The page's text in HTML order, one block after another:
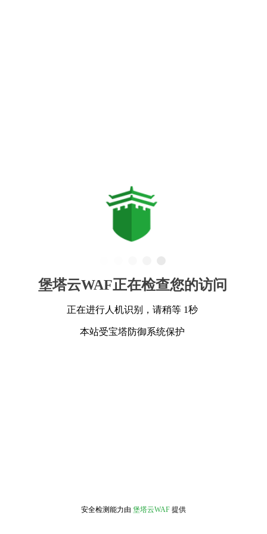
堡塔云WAF正在检查您的访问
正在进行人机识别，请稍等 1秒
本站受宝塔防御系统保护
安全检测能力由 堡塔云WAF 提供